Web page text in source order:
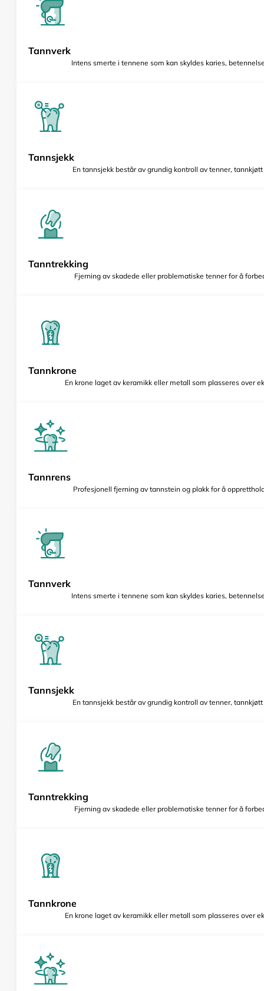
Tannverk
Intens smerte i tennene som kan skyldes karies,
Tannsjekk
En tannsjekk består av grundig kontroll av tenner,
Tanntrekking
Fjerning av skadede eller problematiske tenner for å
Tannkrone
En krone laget av keramikk eller metall som plasseres over
Tannrens
Profesjonell fjerning av tannstein og plakk for å
Tannverk
Intens smerte i tennene som kan skyldes karies,
Tannsjekk
En tannsjekk består av grundig kontroll av tenner,
Tanntrekking
Fjerning av skadede eller problematiske tenner for å
Tannkrone
En krone laget av keramikk eller metall som plasseres over